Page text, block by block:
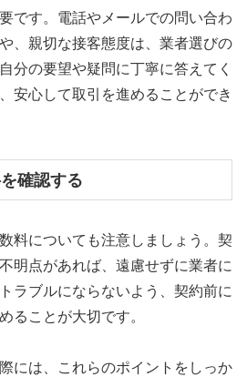
です。電話やメールでの問い合わ
、親切な接客態度は、業者選びの
分の要望や疑問に丁寧に答えてく
安心して取引を進めることができ
確認する
料についても注意しましょう。契
明点があれば、遠慮せずに業者に
ラブルにならないよう、契約前に
ることが大切です。
には、これらのポイントをしっか